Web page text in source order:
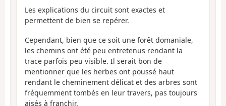
Les explications du circuit sont exactes et
permettent de bien se repérer.
Cependant, bien que ce soit une forêt domaniale,
les chemins ont été peu entretenus rendant la
trace parfois peu visible. Il serait bon de
mentionner que les herbes ont poussé haut
rendant le cheminement délicat et des arbres sont
fréquemment tombés en leur travers, pas toujours
aisés à franchir.